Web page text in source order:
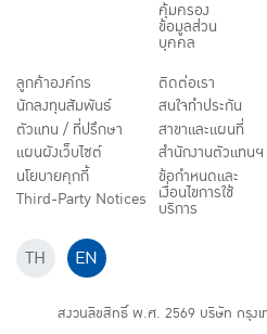
คุ้มครอง
ข้อมูลส่วน
บุคคล
ลูกค้าองค์กร
นักลงทุนสัมพันธ์
ตัวแทน / ที่ปรึกษา
แผนผังเว็บไซต์
นโยบายคุกกี้
Third-Party Notices
ติดต่อเรา
สนใจทำประกัน
สาขาและแผนที่
สำนักงานตัวแทนฯ
ข้อกำหนดและ
เงื่อนไขการใช้
บริการ
TH EN
สงวนลิขสิทธิ์ พ.ศ. 2569 บริษัท กรุง